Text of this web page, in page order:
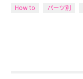
How to
パーツ別